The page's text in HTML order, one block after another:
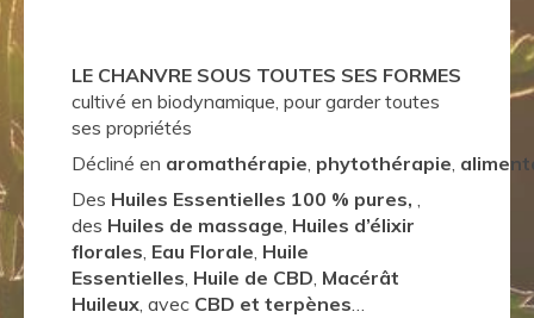
LE CHANVRE SOUS TOUTES SES FORMES
cultivé en biodynamique, pour garder toutes
ses propriétés
Décliné en aromathérapie, phytothérapie,
Des Huiles Essentielles 100 % pures, ,
des Huiles de massage, Huiles d’élixir
florales, Eau Florale, Huile
Essentielles, Huile de CBD, Macérât
Huileux, avec CBD et terpènes…